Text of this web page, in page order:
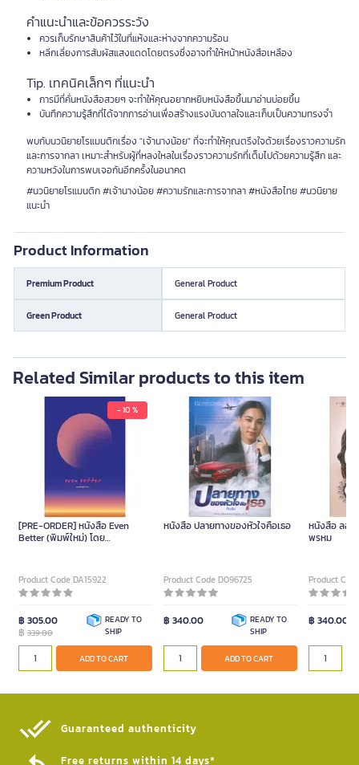
คำแนะนำและข้อควรระวัง
ควรเก็บรักษาสินค้าไว้ในที่แห้งและห่างจากความร้อน
หลีกเลี่ยงการสัมผัสแสงแดดโดยตรงซึ่งอาจทำให้หน้าหนังสือเหลือง
Tip. เทคนิคเล็กๆ ที่แนะนำ
การมีที่คั่นหนังสือสวยๆ จะทำให้คุณอยากหยิบหนังสือขึ้นมาอ่านบ่อยขึ้น
บันทึกความรู้สึกที่ได้จากการอ่านเพื่อสร้างแรงบันดาลใจและเก็บเป็นความทรงจำ
พบกับนวนิยายโรแมนติกเรื่อง "เจ้านางน้อย" ที่จะทำให้คุณตรึงใจด้วยเรื่องราวความรัก
และการจากลา เหมาะสำหรับผู้ที่หลงใหลในเรื่องราวความรักที่เต็มไปด้วยความรู้สึก และ
ความหวังในการพบเจอกันอีกครั้งในอนาคต
#นวนิยายโรแมนติก #เจ้านางน้อย #ความรักและการจากลา #หนังสือไทย #นวนิยาย
แนะนำ
Product Information
Premium Product General Product
Green Product General Product
Related Similar products to this item
- 10 %
[PRE-ORDER] หนังสือ Even
Better (พิมพ์ใหม่) โดย
Product Code DA15922
฿ 305.00
฿ 339.00
READY TO
SHIP
ADD TO CART
หนังสือ ปลายทางของหัวใจคือเธอ
Product Code D096725
฿ 340.00
READY TO
SHIP
ADD TO CART
หนังสือ ลออ
พรหม
Product
฿ 340.00
Guaranteed authenticity​
Free returns within 14 days*